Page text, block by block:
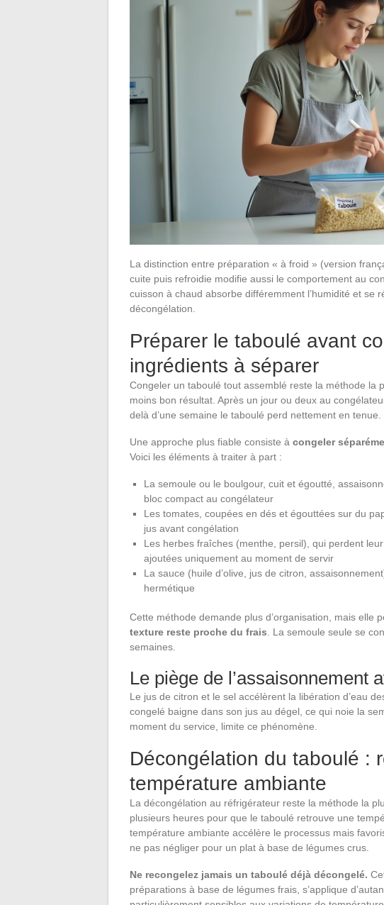
La distinction entre préparation « à froid » (version
cuite puis refroidie modifie aussi le comportement au
cuisson à chaud absorbe différemment l’humidité et se
décongélation.
Préparer le taboulé avant
ingrédients à séparer
Congeler un taboulé tout assemblé reste la méthode la
moins bon résultat. Après un jour ou deux au
delà d’une semaine le taboulé perd nettement en tenue.
Une approche plus fiable consiste à congeler
Voici les éléments à traiter à part :
La semoule ou le boulgour, cuit et égoutté,
bloc compact au congélateur
Les tomates, coupées en dés et égouttées sur du
jus avant congélation
Les herbes fraîches (menthe, persil), qui perdent
ajoutées uniquement au moment de servir
La sauce (huile d’olive, jus de citron,
hermétique
Cette méthode demande plus d’organisation, mais elle
texture reste proche du frais . La semoule seule se
semaines.
Le piège de l’assaisonnement
Le jus de citron et le sel accélèrent la libération d’eau
congelé baigne dans son jus au dégel, ce qui noie la
moment du service, limite ce phénomène.
Décongélation du taboulé :
température ambiante
La décongélation au réfrigérateur reste la méthode la
plusieurs heures pour que le taboulé retrouve une
température ambiante accélère le processus mais
ne pas négliger pour un plat à base de légumes crus.
Ne recongelez jamais un taboulé déjà décongelé.
préparations à base de légumes frais, s’applique